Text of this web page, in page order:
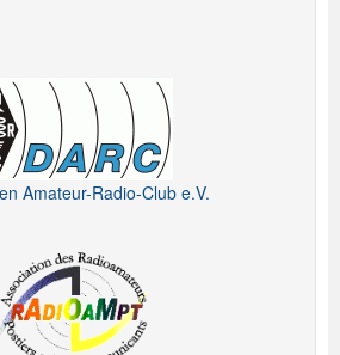
Amateur-Radio-Club e.V.